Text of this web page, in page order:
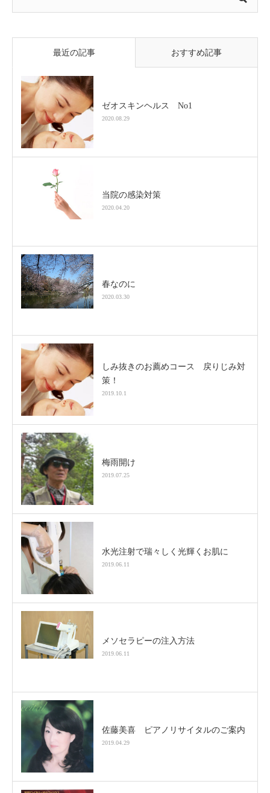
最近の記事 おすすめ記事
ゼオスキンヘルス No1
2020.08.29
当院の感染対策
2020.04.20
春なのに
2020.03.30
しみ抜きのお薦めコース 戻りじみ対
策！
2019.10.1
梅雨開け
2019.07.25
水光注射で瑞々しく光輝くお肌に
2019.06.11
メソセラピーの注入方法
2019.06.11
佐藤美喜 ピアノリサイタルのご案内
2019.04.29